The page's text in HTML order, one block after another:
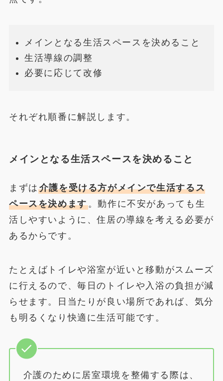
メインとなる生活スペースを決めること
生活導線の調整
必要に応じて改修
それぞれ順番に解説します。
メインとなる生活スペースを決めること
まずは 介護を受ける方がメインで生活するス
ペースを決めます。動作に不安があっても生
活しやすいように、住居の導線を考える必要が
あるからです。
たとえばトイレや浴室が近いと移動がスムーズ
に行えるので、毎日のトイレや入浴の負担が減
らせます。日当たりが良い場所であれば、気分
も明るくなり快適に生活可能です。
介護のために居室環境を整備する際は、